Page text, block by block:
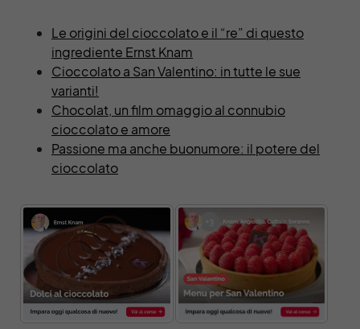
Le origini del cioccolato e il “re” di questo
ingrediente Ernst Knam
Cioccolato a San Valentino: in tutte le sue
varianti!
Chocolat, un film omaggio al connubio
cioccolato e amore
Passione ma anche buonumore: il potere del
cioccolato